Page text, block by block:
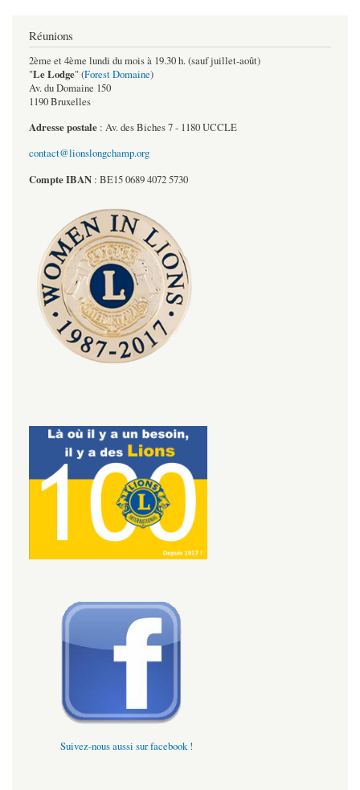
Réunions
2ème et 4ème lundi du mois à 19.30 h. (sauf juillet-août)
"Le Lodge" (Forest Domaine)
Av. du Domaine 150
1190 Bruxelles
Adresse postale : Av. des Biches 7 - 1180 UCCLE
contact@lionslongchamp.org
CompteIBAN : BE15 0689 4072 5730
Suivez-nous aussi sur facebook !